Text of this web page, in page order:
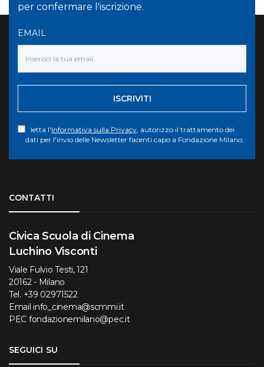
per confermare l'iscrizione.
EMAIL
ISCRIVITI
letta l'Informativa sulla Privacy , autorizzo il trattamento dei
dati per l'invio delle Newsletter facenti capo a Fondazione Milano.
CONTATTI
Civica Scuola di Cinema
Luchino Visconti
Viale Fulvio Testi, 121
20162 - Milano
Tel. +39 02971522
Email info_cinema@scmmi.it
PEC fondazionemilano@pec.it
SEGUICI SU